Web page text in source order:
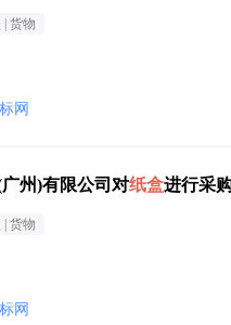
货物
网
州)有限公司对纸盒进行采
货物
网